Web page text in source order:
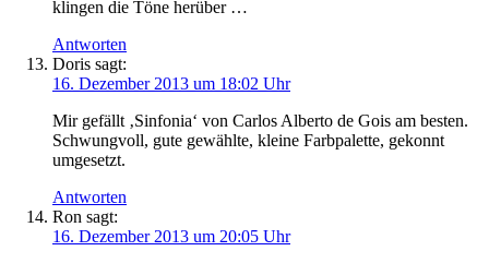
klingen die Töne herüber …
Antworten
Doris sagt:
16. Dezember 2013 um 18:02 Uhr
Mir gefällt ‚Sinfonia‘ von Carlos Alberto de Gois am besten.
Schwungvoll, gute gewählte, kleine Farbpalette, gekonnt
umgesetzt.
Antworten
Ron sagt:
16. Dezember 2013 um 20:05 Uhr